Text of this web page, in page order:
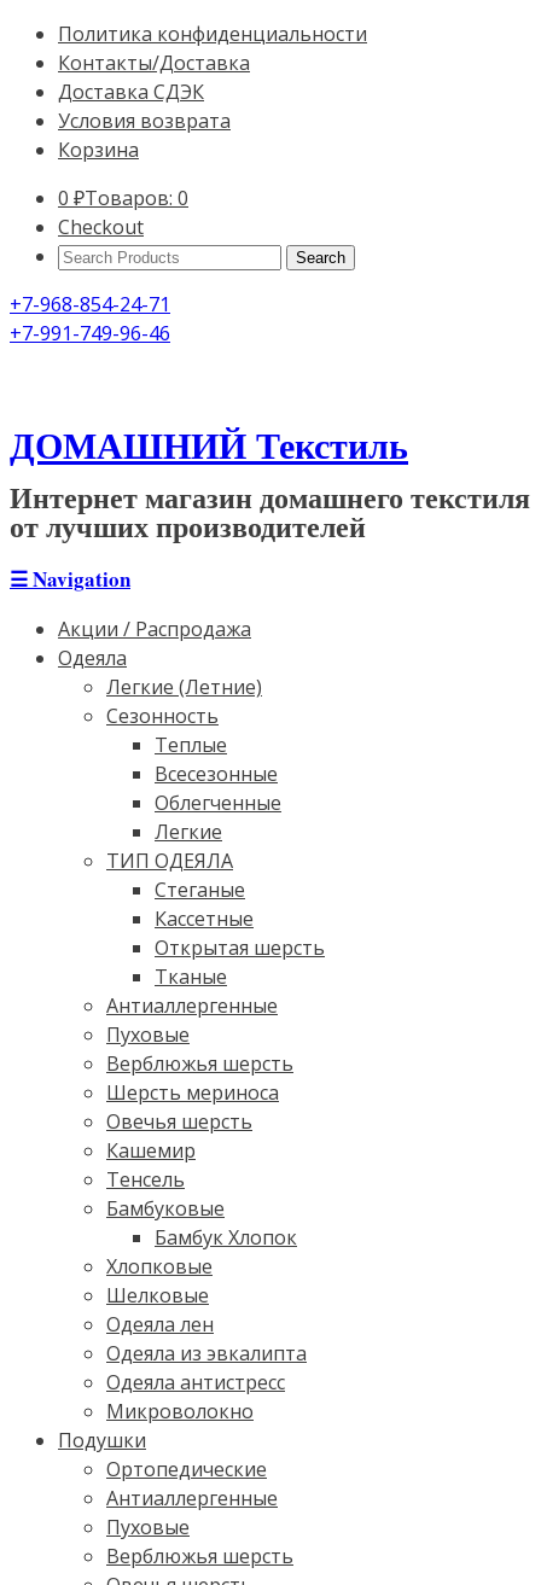
Политика конфиденциальности
Контакты/Доставка
Доставка СДЭК
Условия возврата
Корзина
0 ₽Товаров: 0
Checkout
Search
+7-968-854-24-71
+7-991-749-96-46
ДОМАШНИЙ Текстиль
Интернет магазин домашнего текстиля
от лучших производителей
☰Navigation
Акции / Распродажа
Одеяла
Легкие (Летние)
Сезонность
Теплые
Всесезонные
Облегченные
Легкие
ТИП ОДЕЯЛА
Стеганые
Кассетные
Открытая шерсть
Тканые
Антиаллергенные
Пуховые
Верблюжья шерсть
Шерсть мериноса
Овечья шерсть
Кашемир
Тенсель
Бамбуковые
Бамбук Хлопок
Хлопковые
Шелковые
Одеяла лен
Одеяла из эвкалипта
Одеяла антистресс
Микроволокно
Подушки
Ортопедические
Антиаллергенные
Пуховые
Верблюжья шерсть